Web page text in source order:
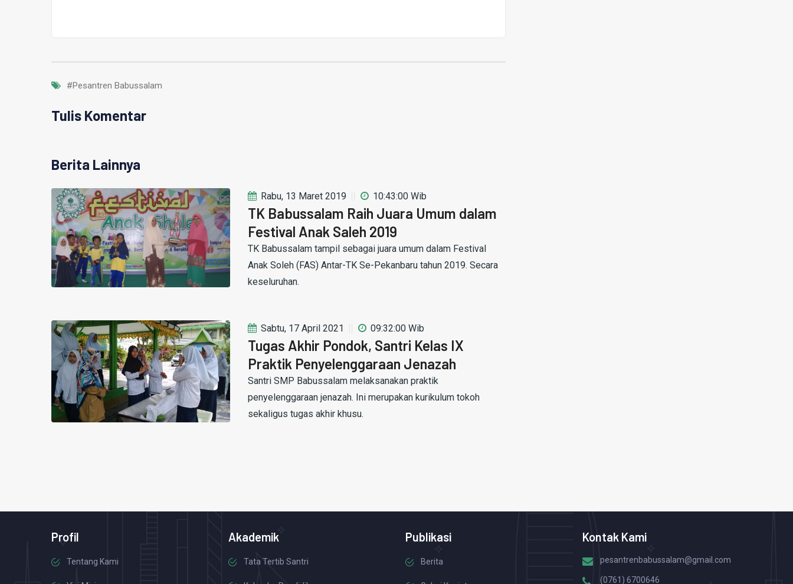
#Pesantren Babussalam
Tulis Komentar
Berita Lainnya
Rabu, 13 Maret 2019 10:43:00 Wib
TK Babussalam Raih Juara Umum dalam
Festival Anak Saleh 2019
TK Babussalam tampil sebagai juara umum dalam Festival
Anak Soleh (FAS) Antar-TK Se-Pekanbaru tahun 2019. Secara
keseluruhan.
Sabtu, 17 April 2021 09:32:00 Wib
Tugas Akhir Pondok, Santri Kelas IX
Praktik Penyelenggaraan Jenazah
Santri SMP Babussalam melaksanakan praktik
penyelenggaraan jenazah. Ini merupakan kurikulum tokoh
sekaligus tugas akhir khusu.
Profil
Tentang Kami
Akademik
Tata Tertib Santri
Publikasi
Berita
Kontak Kami
pesantrenbabussalam@gmail.com
(0761) 6700646